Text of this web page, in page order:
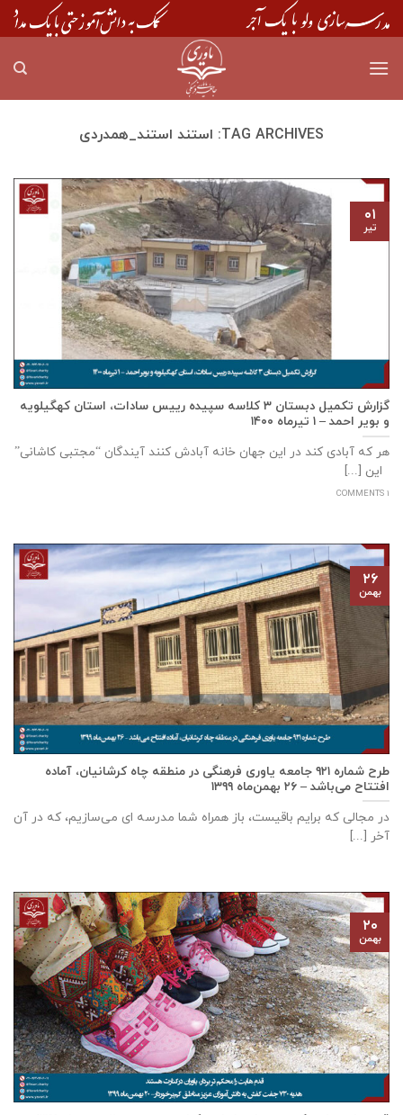
Skip
to
TAG ARCHIVES: استند استند_همدردی
گزارش تکمیل دبستان ۳ کلاسه سپيده رييس سادات، استان كهگيلويه
و بوير احمد – ۱ تیرماه ۱۴۰۰
هر که آبادی کند در این جهان خانه آبادش کنند آیندگان “مجتبی کاشانی”
این [...]
1 COMMENTS
۰۱
تیر
طرح شماره ۹۲۱ جامعه ياوری فرهنگی در منطقه چاه کرشانیان، آماده
افتتاح می‌باشد – ۲۶ بهمن‌ماه ۱۳۹۹
در مجالی که برایم باقیست، باز همراه شما مدرسه ای می‌سازیم، که در آن
آخر [...]
۲۶
بهمن
۲۰
بهمن